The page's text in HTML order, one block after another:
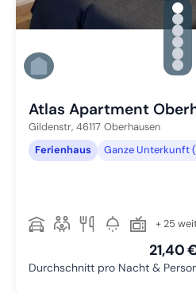
Zu
Zu
Zu
Zu
Zu
Atlas Apartment
Gildenstr, 46117 Oberhausen
Ferienhaus
Ganze Unterkunft
+ 25
21,40
Durchschnitt pro Nacht &